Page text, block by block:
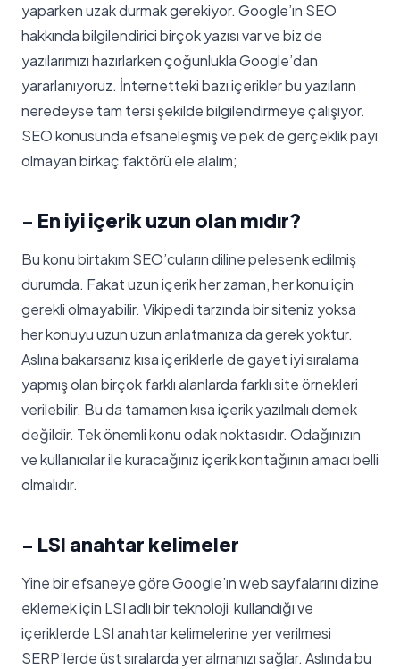
yaparken uzak durmak gerekiyor. Google’ın SEO
hakkında bilgilendirici birçok yazısı var ve biz de
yazılarımızı hazırlarken çoğunlukla Google’dan
yararlanıyoruz. İnternetteki bazı içerikler bu yazıların
neredeyse tam tersi şekilde bilgilendirmeye çalışıyor.
SEO konusunda efsaneleşmiş ve pek de gerçeklik payı
olmayan birkaç faktörü ele alalım;
- En iyi içerik uzun olan mıdır?
Bu konu birtakım SEO’cuların diline pelesenk edilmiş
durumda. Fakat uzun içerik her zaman, her konu için
gerekli olmayabilir. Vikipedi tarzında bir siteniz yoksa
her konuyu uzun uzun anlatmanıza da gerek yoktur.
Aslına bakarsanız kısa içeriklerle de gayet iyi sıralama
yapmış olan birçok farklı alanlarda farklı site örnekleri
verilebilir. Bu da tamamen kısa içerik yazılmalı demek
değildir. Tek önemli konu odak noktasıdır. Odağınızın
ve kullanıcılar ile kuracağınız içerik kontağının amacı belli
olmalıdır.
- LSI anahtar kelimeler
Yine bir efsaneye göre Google’ın web sayfalarını dizine
eklemek için LSI adlı bir teknoloji kullandığı ve
içeriklerde LSI anahtar kelimelerine yer verilmesi
SERP’lerde üst sıralarda yer almanızı sağlar. Aslında bu